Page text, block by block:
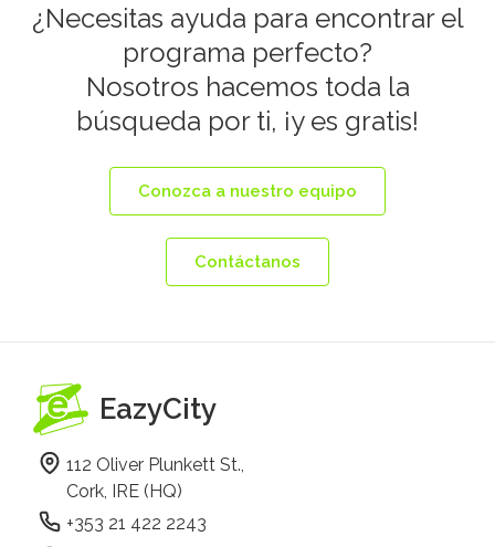
¿Necesitas ayuda para encontrar el
programa perfecto?
Nosotros hacemos toda la
búsqueda por ti, ¡y es gratis!
Conozca a nuestro equipo
Contáctanos
EazyCity
112 Oliver Plunkett St.,
Cork, IRE (HQ)
+353 21 422 2243